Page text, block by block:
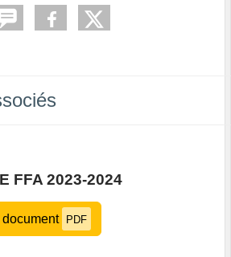
FFA 2023-2024
PDF